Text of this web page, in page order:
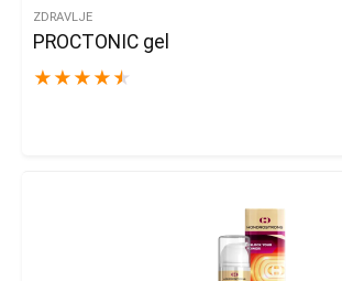
ZDRAVLJE
PROCTONIC gel
★ ★ ★ ★ ★